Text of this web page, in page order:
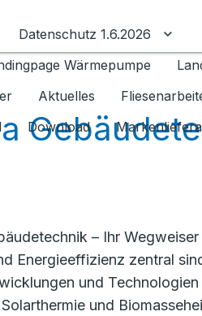
für Ratgeber
Datenschutz 1.6.2026
Wärmepumpe
Aktuelles
Download
– Ihr
Energieeffizienz zentral
und
und